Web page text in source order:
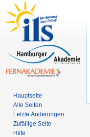
Hauptseite
Alle Seiten
Letzte Änderungen
Zufällige Seite
Hilfe